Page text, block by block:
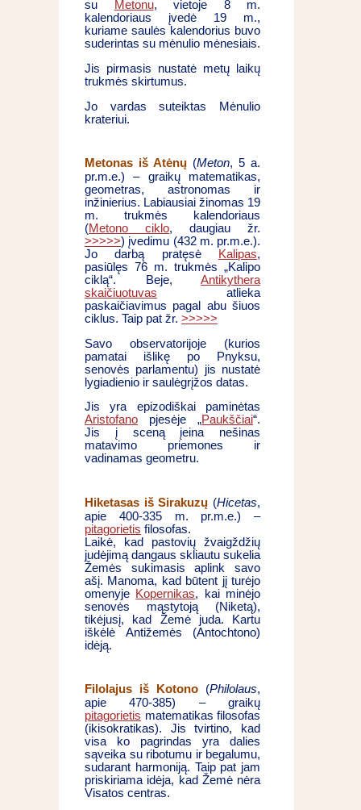
su
Metonu, vietoje 8 m.
kalendoriaus įvedė 19 m.,
kuriame saulės kalendorius buvo
suderintas su mėnulio mėnesiais.
Jis pirmasis nustatė metų laikų
trukmės skirtumus.
Jo vardas suteiktas Mėnulio
krateriui.
Metonas iš Atėnų (Meton, 5 a.
pr.m.e.) – graikų matematikas,
geometras, astronomas ir
inžinierius. Labiausiai žinomas 19
m. trukmės kalendoriaus
(Metono ciklo, daugiau žr.
>>>>>) įvedimu (432 m. pr.m.e.).
Jo darbą pratęsė
Kalipas,
pasiūlęs 76 m. trukmės „Kalipo
ciklą“. Beje, Antikythera
skaičiuotuvas atlieka
paskaičiavimus pagal abu šiuos
ciklus. Taip pat žr. >>>>>
Savo observatorijoje (kurios
pamatai išlikę po Pnyksu,
senovės parlamentu) jis nustatė
lygiadienio ir saulėgrįžos datas.
Jis yra epizodiškai paminėtas
Aristofano pjesėje „Paukščiai“.
Jis į sceną įeina nešinas
matavimo priemones ir
vadinamas geometru.
Hiketasas iš Sirakuzų (Hicetas,
apie 400-335 m. pr.m.e.) –
pitagorietis filosofas.
Laikė, kad pastovių žvaigždžių
judėjimą dangaus skliautu sukelia
Žemės sukimasis aplink savo
ašį. Manoma, kad būtent jį turėjo
omenyje Kopernikas, kai minėjo
senovės mąstytoją (Niketą),
tikėjusį, kad Žemė juda. Kartu
iškėlė Antižemės (Antochtono)
idėją.
Filolajus iš Kotono (Philolaus,
apie 470-385) – graikų
pitagorietis matematikas filosofas
(ikisokratikas). Jis tvirtino, kad
visa ko pagrindas yra dalies
sąveika su ribotumu ir begalumu,
sudarant harmoniją. Taip pat jam
priskiriama idėja, kad Žemė nėra
Visatos centras.